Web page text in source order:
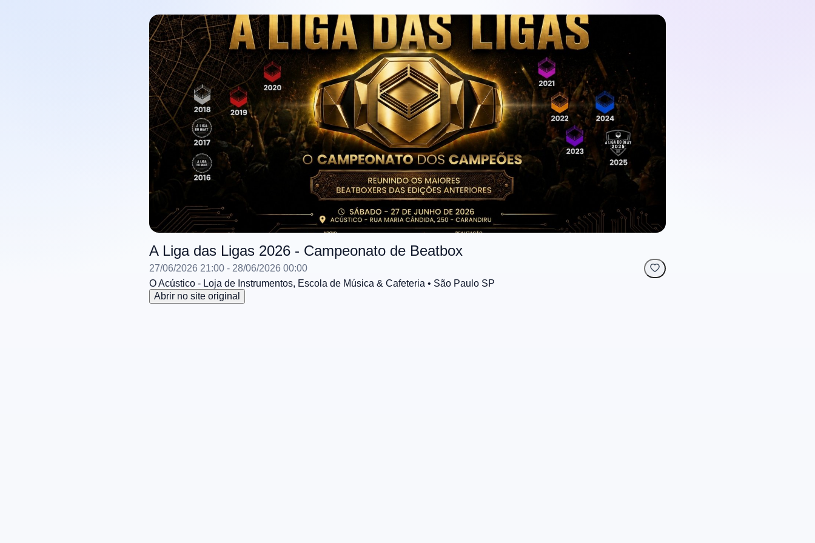
A Liga das Ligas 2026 - Campeonato de Beatbox
27/06/2026 21:00 - 28/06/2026 00:00
O Acústico - Loja de Instrumentos, Escola de Música & Cafeteria • São Paulo SP
Abrir no site original